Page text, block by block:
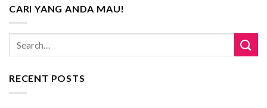
CARI YANG ANDA MAU!
RECENT POSTS